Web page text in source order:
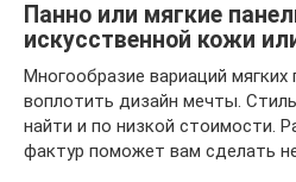
Панно или мягкие
искусственной кожи
Многообразие вариаций мягких
воплотить дизайн мечты.
найти и по низкой стоимости.
фактур поможет вам сделать